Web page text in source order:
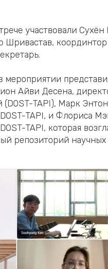
участвовали
Шривастав,
Айви Десена,
TAPI), Марк
TAPI, и Флориса
TAPI, которая
репозиторий